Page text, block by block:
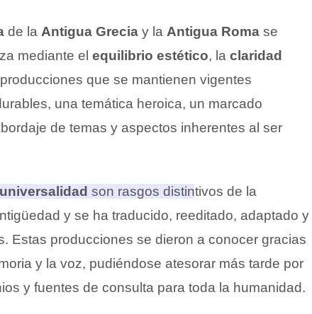
de la Antigua Grecia y la Antigua Roma se
mediante el equilibrio estético, la claridad
que se mantienen vigentes
una temática heroica, un marcado
de temas y aspectos inherentes al ser
universalidad son rasgos distintivos de la
y se ha traducido, reeditado, adaptado y
Estas producciones se dieron a conocer gracias
y la voz, pudiéndose atesorar más tarde por
y fuentes de consulta para toda la humanidad.